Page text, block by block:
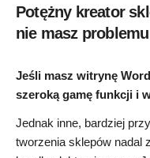
Potężny kreator
nie masz
Jeśli masz witrynę
szeroką gamę funkcji i
Jednak inne, bardziej
tworzenia sklepów nadal